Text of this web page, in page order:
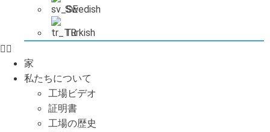
Swedish
Turkish
家
私たちについて
工場ビデオ
証明書
工場の歴史